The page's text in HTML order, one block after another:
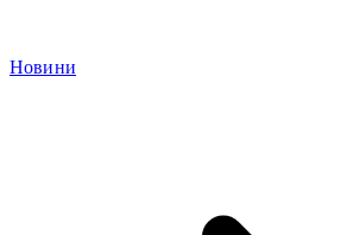
Новини